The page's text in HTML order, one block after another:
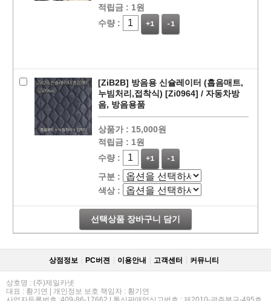
페이코 라이
구매
적립금 : 1원
수량 :
+1 -1
[ZiB2B] 방음용 신슐레이터 (흡음매트,
누빔처리,접착식) [Zi0964] / 자동차방
음, 방음용품
상품가 : 15,000원
적립금 : 1원
수량 :
+1 -1
구분 :
색상 :
선택상품 장바구니 담기
상점정보 PC버젼 이용안내 고객센터 커뮤니티
상호명 : (주)제일카넷
대표 : 황기연 | 개인정보 보호 책임자 : 황기연